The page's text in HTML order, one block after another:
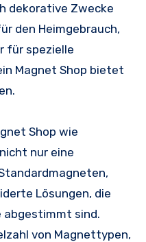
dekorative Zwecke
den Heimgebrauch,
für spezielle
Magnet Shop bietet
Shop wie
nur eine
Lösungen, die
abgestimmt sind.
von Magnettypen,